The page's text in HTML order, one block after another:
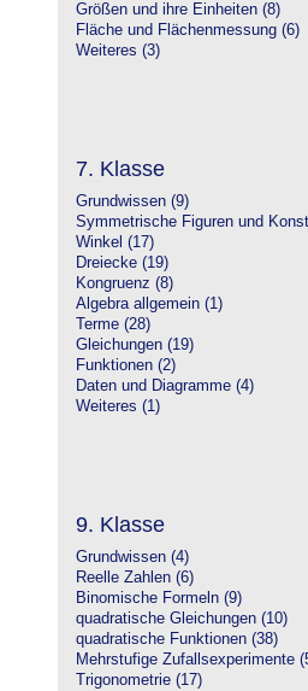
Größen und ihre Einheiten (8)
Fläche und Flächenmessung (6)
Weiteres (3)
7. Klasse
Grundwissen (9)
Symmetrische Figuren und
Winkel (17)
Dreiecke (19)
Kongruenz (8)
Algebra allgemein (1)
Terme (28)
Gleichungen (19)
Funktionen (2)
Daten und Diagramme (4)
Weiteres (1)
9. Klasse
Grundwissen (4)
Reelle Zahlen (6)
Binomische Formeln (9)
quadratische Gleichungen (10)
quadratische Funktionen (38)
Mehrstufige Zufallsexperimente
Trigonometrie (17)